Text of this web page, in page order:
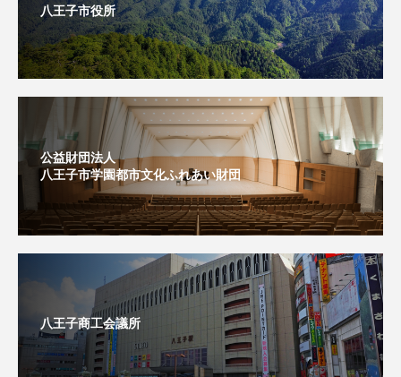
八王子市役所
公益財団法人
八王子市学園都市文化ふれあい財団
八王子商工会議所